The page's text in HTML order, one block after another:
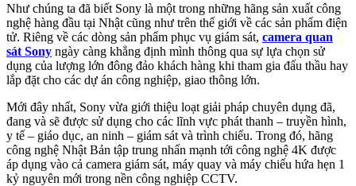
Như chúng ta đã biết Sony là một trong những hãng sản xuất công
nghệ hàng đầu tại Nhật cũng như trên thế giới về các sản phẩm điện
tử. Riêng về các dòng sản phẩm phục vụ giám sát, camera quan
sát Sony ngày càng khẳng định mình thông qua sự lựa chọn sử
dụng của lượng lớn đông đảo khách hàng khi tham gia đấu thầu hay
lắp đặt cho các dự án công nghiệp, giao thông lớn.
Mới đây nhất, Sony vừa giới thiệu loạt giải pháp chuyên dụng đã,
đang và sẽ được sử dụng cho các lĩnh vực phát thanh – truyền hình,
y tế – giáo dục, an ninh – giám sát và trình chiếu. Trong đó, hãng
công nghệ Nhật Bản tập trung nhấn mạnh tới công nghệ 4K được
áp dụng vào cả camera giám sát, máy quay và máy chiếu hứa hẹn 1
kỷ nguyên mới trong nền công nghiệp CCTV.